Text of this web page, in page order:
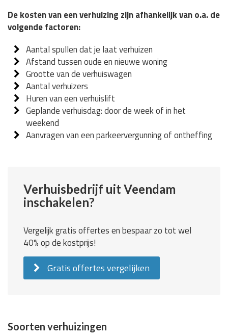
De kosten van een verhuizing zijn afhankelijk van o.a. de
volgende factoren:
Aantal spullen dat je laat verhuizen
Afstand tussen oude en nieuwe woning
Grootte van de verhuiswagen
Aantal verhuizers
Huren van een verhuislift
Geplande verhuisdag: door de week of in het
weekend
Aanvragen van een parkeervergunning of ontheffing
Verhuisbedrijf uit Veendam
inschakelen?
Vergelijk gratis offertes en bespaar zo tot wel
40% op de kostprijs!
Gratis offertes vergelijken
Soorten verhuizingen